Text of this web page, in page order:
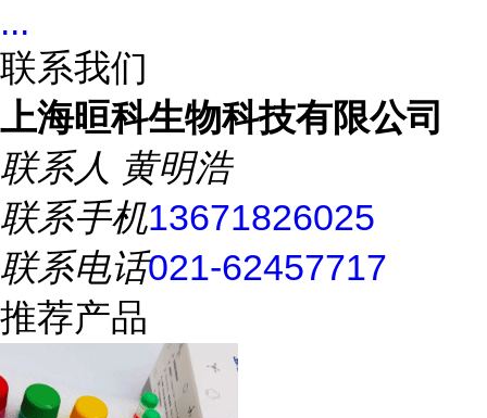
...
联系我们
上海晅科生物科技有限公司
联系人 黄明浩
联系手机13671826025
联系电话021-62457717
推荐产品